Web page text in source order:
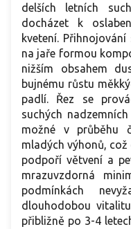
delších letních
docházet k
kvetení.
na jaře formou
nižším obsahem
bujnému růstu
padlí. Řez se
suchých
možné v průběhu
mladých výhonů,
podpoří větvení a
mrazuvzdorná
podmínkách
dlouhodobou
přibližně po 3-4